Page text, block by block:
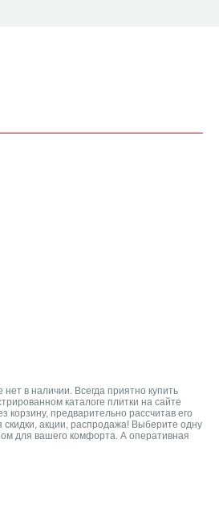
в наличии. Всегда приятно купить
каталоге плитки на сайте
предварительно рассчитав его
акции, распродажа! Выберите одну
для вашего комфорта. А оперативная